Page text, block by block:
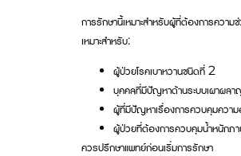
การรักษานี้เหมาะสำหรับผู้ที่ต้องการควา
เหมาะสำหรับ:
ผู้ป่วยโรคเบาหวานชนิดที่ 2
บุคคลที่มีปัญหาด้านระบบเผาผล
ผู้ที่มีปัญหาเรื่องการควบคุมความ
ผู้ป่วยที่ต้องการควบคุมน้ำหนักภา
ควรปรึกษาแพทย์ก่อนเริ่มการรักษา